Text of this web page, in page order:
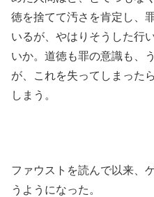
徳を捨てて汚さを肯定し、
いるが、やはりそうした行
いか。道徳も罪の意識も、
が、これを失ってしまった
しまう。
ファウストを読んで以来、
うようになった。